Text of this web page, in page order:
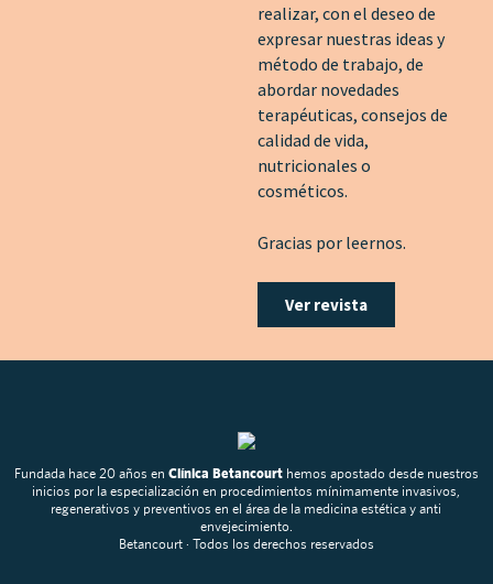
realizar, con el deseo de
expresar nuestras ideas y
método de trabajo, de
abordar novedades
terapéuticas, consejos de
calidad de vida,
nutricionales o
cosméticos.
Gracias por leernos.
Ver revista
Fundada hace 20 años en Clínica Betancourthemos apostado desde nuestros
inicios por la especialización en procedimientos mínimamente invasivos,
regenerativos y preventivos en el área de la medicina estética y anti
envejecimiento.
Betancourt · Todos los derechos reservados